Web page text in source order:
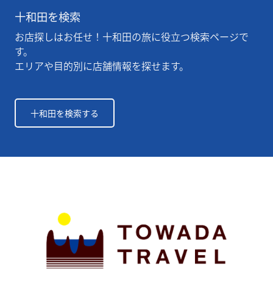
十和田を検索
お店探しはお任せ！十和田の旅に役立つ検索ページで
す。
エリアや目的別に店舗情報を探せます。
十和田を検索する